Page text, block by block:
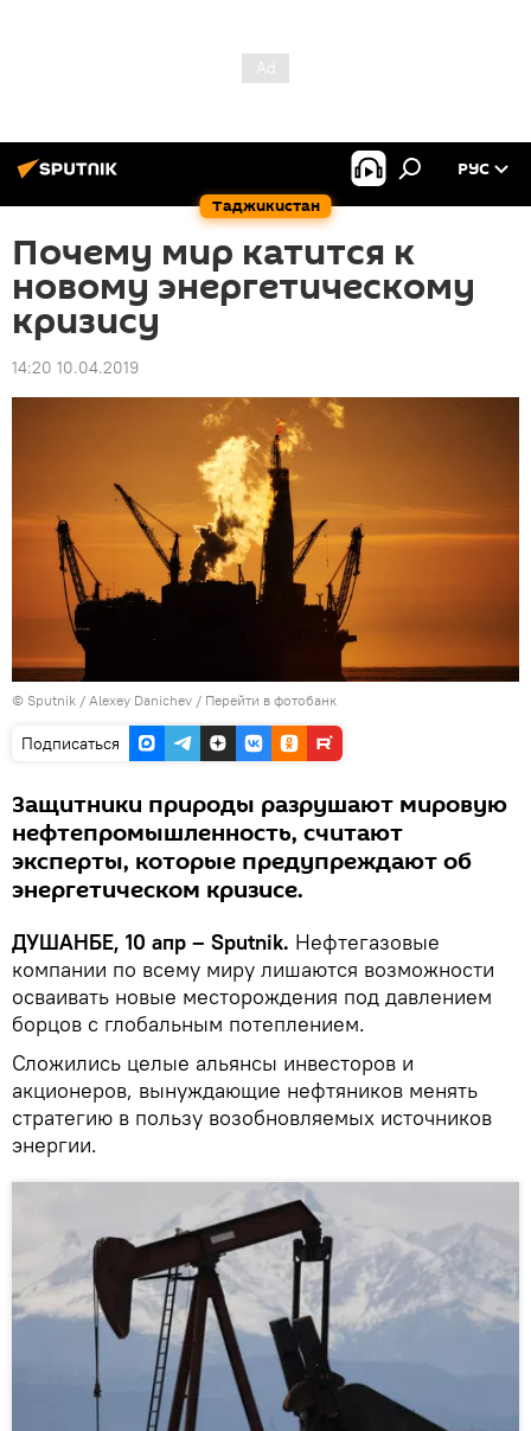
Таджикистан
РУС
Почему мир катится к
новому энергетическому
кризису
14:20 10.04.2019
© Sputnik / Alexey Danichev / Перейти в фотобанк
Подписаться
Защитники природы разрушают мировую
нефтепромышленность, считают
эксперты, которые предупреждают об
энергетическом кризисе.
ДУШАНБЕ, 10 апр – Sputnik. Нефтегазовые
компании по всему миру лишаются возможности
осваивать новые месторождения под давлением
борцов с глобальным потеплением.
Сложились целые альянсы инвесторов и
акционеров, вынуждающие нефтяников менять
стратегию в пользу возобновляемых источников
энергии.